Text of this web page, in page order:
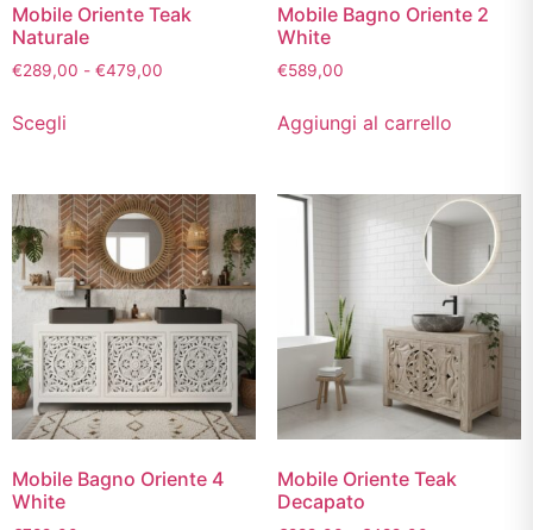
Mobile Oriente Teak
Naturale
€289,00 - €479,00
Scegli
Mobile Bagno Oriente 2
White
€589,00
Aggiungi al carrello
Mobile Bagno Oriente 4
White
Mobile Oriente Teak
Decapato